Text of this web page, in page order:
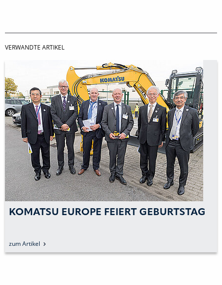
VERWANDTE ARTIKEL
KOMATSU EUROPE FEIERT GEBURTSTAG
zum Artikel